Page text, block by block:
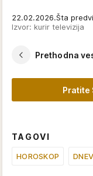
22.02.2026.Šta
Izvor: kurir televizija
Prethodna
Pratite
TAGOVI
HOROSKOP